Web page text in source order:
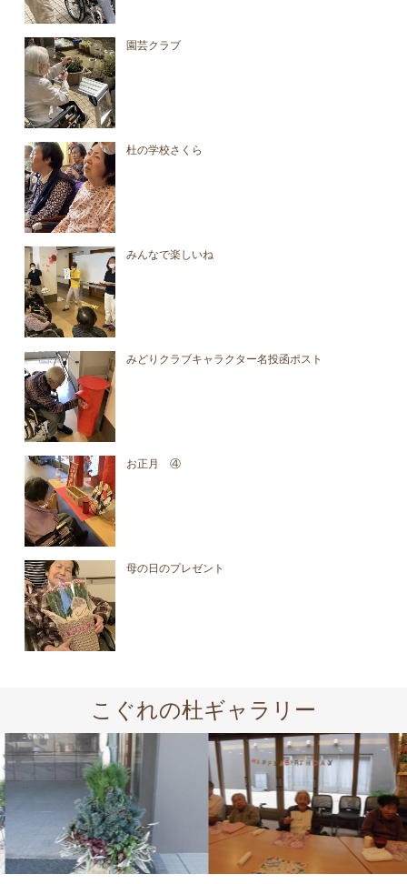
園芸クラブ
杜の学校さくら
みんなで楽しいね
みどりクラブキャラクター名投函ポスト
お正月 ④
母の日のプレゼント
こぐれの杜ギャラリー